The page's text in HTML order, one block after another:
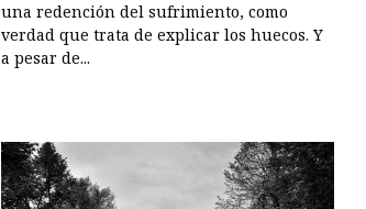
una redención del sufrimiento, como
verdad que trata de explicar los huecos. Y
a pesar de...